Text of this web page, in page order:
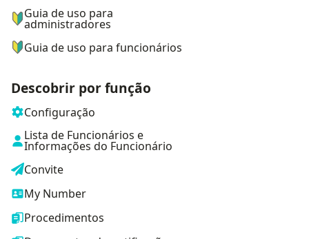
Guia de uso para
administradores
Guia de uso para funcionários
Descobrir por função
Configuração
Lista de Funcionários e
Informações do Funcionário
Convite
My Number
Procedimentos